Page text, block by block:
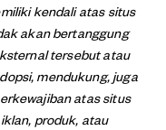
kendali atas situs
akan bertanggung
tersebut atau
mendukung, juga
atas situs
produk, atau